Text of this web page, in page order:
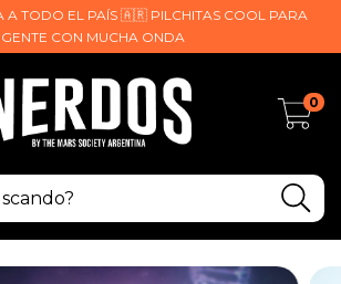
TODO EL PAÍS 🇦🇷 PILCHITAS COOL PARA
GENTE CON MUCHA ONDA
0